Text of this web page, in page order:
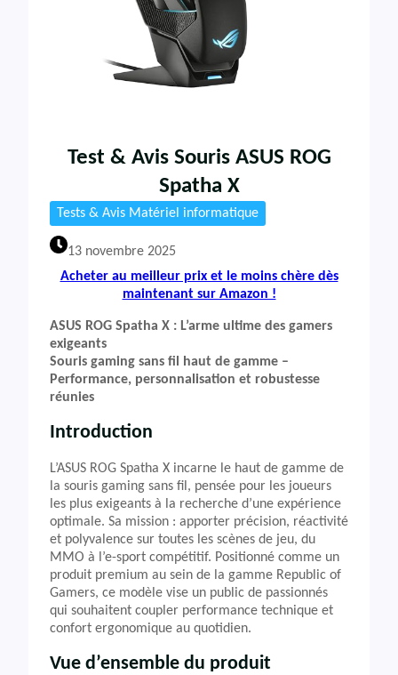
Test & Avis Souris ASUS ROG
Spatha X
Tests & Avis Matériel informatique
13 novembre 2025
Acheter au meilleur prix et le moins chère dès
maintenant sur Amazon !
ASUS ROG Spatha X : L’arme ultime des gamers
exigeants
Souris gaming sans fil haut de gamme –
Performance, personnalisation et robustesse
réunies
Introduction
L’ASUS ROG Spatha X incarne le haut de gamme de
la souris gaming sans fil, pensée pour les joueurs
les plus exigeants à la recherche d’une expérience
optimale. Sa mission : apporter précision, réactivité
et polyvalence sur toutes les scènes de jeu, du
MMO à l’e-sport compétitif. Positionné comme un
produit premium au sein de la gamme Republic of
Gamers, ce modèle vise un public de passionnés
qui souhaitent coupler performance technique et
confort ergonomique au quotidien.
Vue d’ensemble du produit